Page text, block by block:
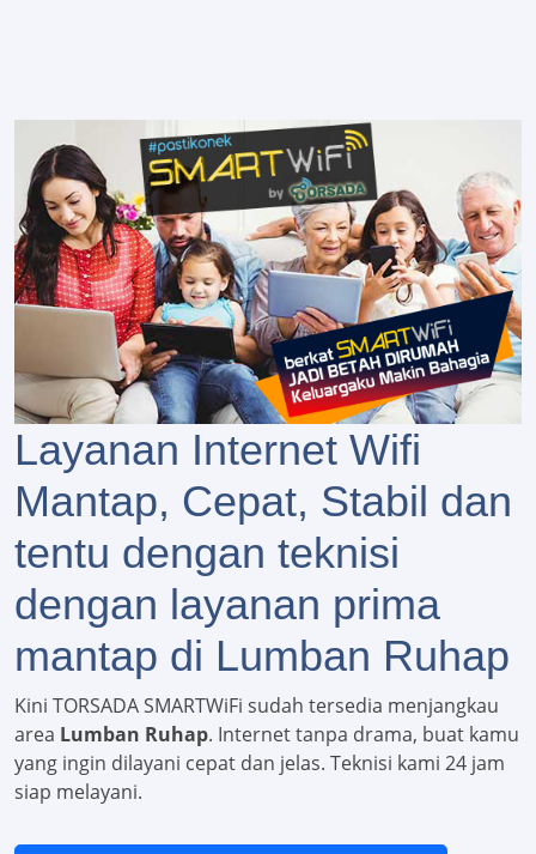
Layanan Internet Wifi
Mantap, Cepat, Stabil dan
tentu dengan teknisi
dengan layanan prima
mantap di Lumban Ruhap
Kini TORSADA SMARTWiFi sudah tersedia menjangkau
area Lumban Ruhap. Internet tanpa drama, buat kamu
yang ingin dilayani cepat dan jelas. Teknisi kami 24 jam
siap melayani.